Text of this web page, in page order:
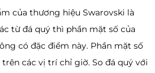
của thương hiệu Swarovski là
từ đá quý thì phần mặt số của
có đặc điểm này. Phần mặt số
các vị trí chỉ giờ. So đá quý với